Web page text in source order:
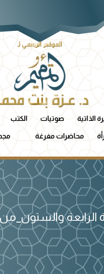
الذاتية صوتيات الكتب
محاضرات مفرغة
الرابعة